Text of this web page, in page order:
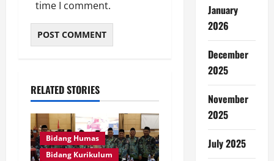
time I comment.
RELATED STORIES
Bidang Humas
Bidang Kurikulum
January
2026
December
2025
November
2025
July 2025